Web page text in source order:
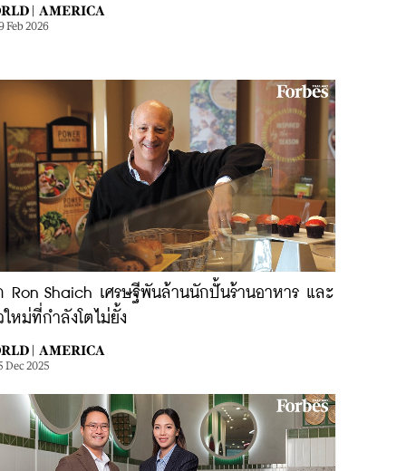
| AMERICA
Feb 2026
Ron Shaich เศรษฐีพันล้านนักปั้นร้านอาหาร และ
ใหม่ที่กำลังโตไม่ยั้ง
| AMERICA
Dec 2025